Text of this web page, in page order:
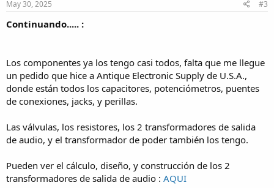
s
May 30, 2025 #3
Continuando..... :
Los componentes ya los tengo casi todos, falta que me llegue
un pedido que hice a Antique Electronic Supply de U.S.A.,
donde están todos los capacitores, potenciómetros, puentes
de conexiones, jacks, y perillas.
Las válvulas, los resistores, los 2 transformadores de salida
de audio, y el transformador de poder también los tengo.
Pueden ver el cálculo, diseño, y construcción de los 2
transformadores de salida de audio : AQUI